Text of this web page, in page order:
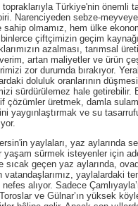
Türkiye'nin önemli
Narenciyeden sebze-
sahip olmamız, hem ülke
çiftçimizin geçim
azalması, tarımsal
artan maliyetler ve ürün
zor durumda bırakıyor.
doluluk oranlarının
sürdürülemez hale getirebilir.
çözümler üretmek, damla
yaygınlaştırmak ve su
yaylaları, yaz aylarında
yaşam sürmek isteyenler için
sıcak geçen yaz aylarında,
vatandaşlarımız, yaylalardaki
alıyor. Sadece
ve Gülnar’ın yüksek